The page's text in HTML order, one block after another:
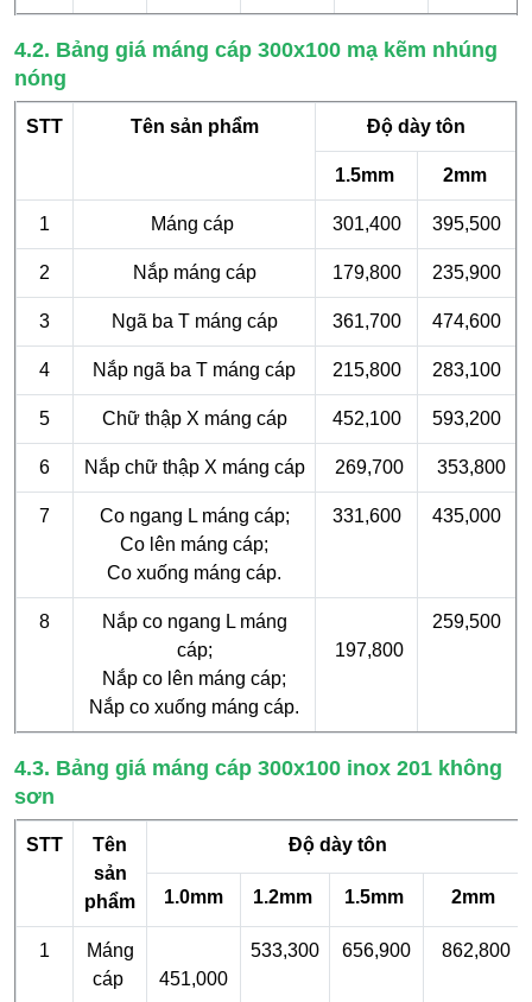
4.2. Bảng giá máng cáp 300x100 mạ kẽm nhúng
nóng
STT Tên sản phẩm Độ dày tôn
1.5mm 2mm
1 Máng cáp 301,400 395,500
2 Nắp máng cáp 179,800 235,900
3 Ngã ba T máng cáp 361,700 474,600
4 Nắp ngã ba T máng cáp 215,800 283,100
5 Chữ thập X máng cáp 452,100 593,200
6 Nắp chữ thập X máng cáp 269,700 353,800
7
Co ngang L máng cáp;
Co lên máng cáp;
Co xuống máng cáp.
331,600 435,000
8
Nắp co ngang L máng
cáp;
Nắp co lên máng cáp;
Nắp co xuống máng cáp.
197,800
259,500
4.3. Bảng giá máng cáp 300x100 inox 201 không
sơn
STT
Tên
sản
phẩm
Độ dày tôn
1.0mm 1.2mm 1.5mm 2mm
1
Máng
cáp
451,000
533,300 656,900 862,800